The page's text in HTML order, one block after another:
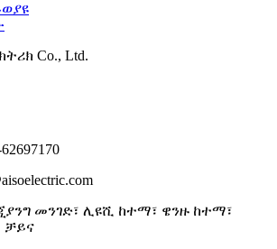
መንገድ፣ ሊዩሺ ከተማ፣ ዌንዙ ከተማ፣
ቻይና